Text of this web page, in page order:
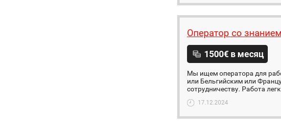
Оператор со
1500€ в месяц
Мы ищем оператора для
или Бельгийским или
сотрудничеству. Работа
17.12.2024